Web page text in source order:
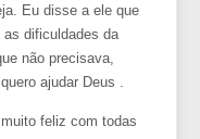
Eu disse a ele que
dificuldades da
não precisava,
ajudar Deus .
feliz com todas